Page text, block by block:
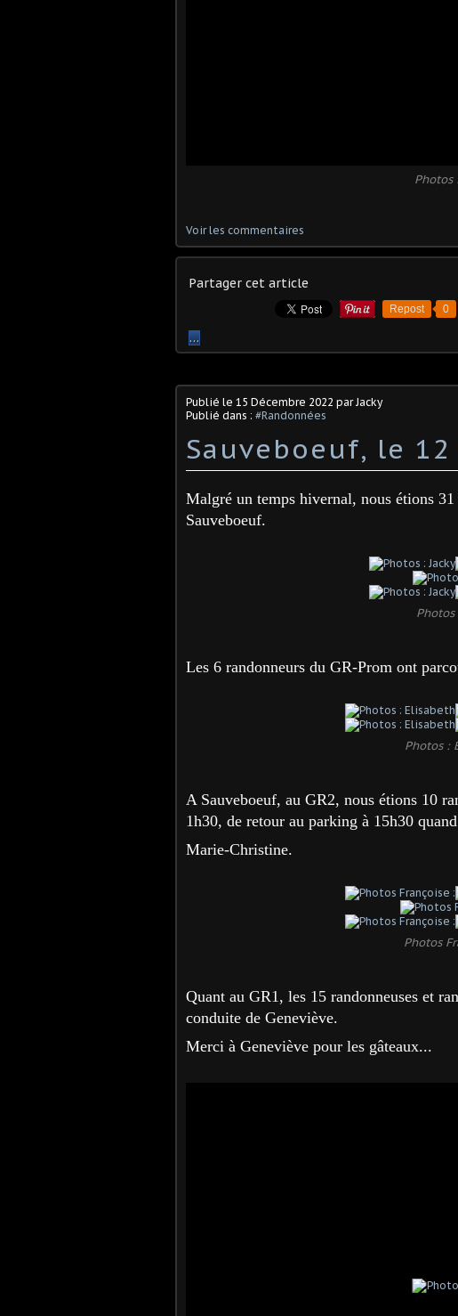
Photos
Voir les commentaires
Partager cet article
Repost 0
…
Publié le 15 Décembre 2022 par Jacky
Publié dans : #Randonnées
Sauveboeuf, le
Malgré un temps hivernal, nous étions
Sauveboeuf.
Photos
Les 6 randonneurs du GR-Prom ont
Photos :
A Sauveboeuf, au GR2, nous étions 10
1h30, de retour au parking à 15h30
Marie-Christine.
Photos
Quant au GR1, les 15 randonneuses et
conduite de Geneviève.
Merci à Geneviève pour les gâteaux...